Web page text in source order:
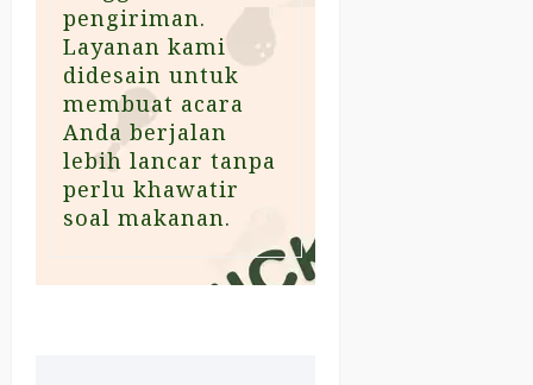
pengiriman.
Layanan kami
didesain untuk
membuat acara
Anda berjalan
lebih lancar tanpa
perlu khawatir
soal makanan.